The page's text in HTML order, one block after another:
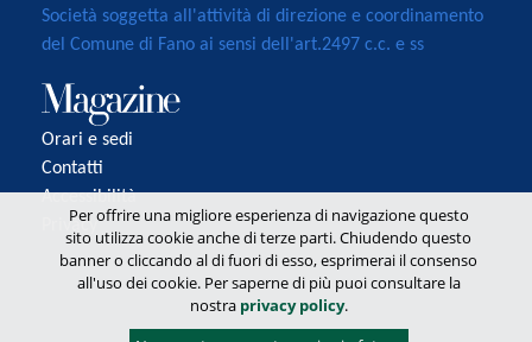
Società soggetta all'attività di direzione e coordinamento
del Comune di Fano ai sensi dell'art.2497 c.c. e ss
Orari e sedi
Contatti
Accessibilità
Privacy
Per offrire una migliore esperienza di navigazione questo
sito utilizza cookie anche di terze parti. Chiudendo questo
banner o cliccando al di fuori di esso, esprimerai il consenso
all'uso dei cookie. Per saperne di più puoi consultare la
nostra privacy policy.